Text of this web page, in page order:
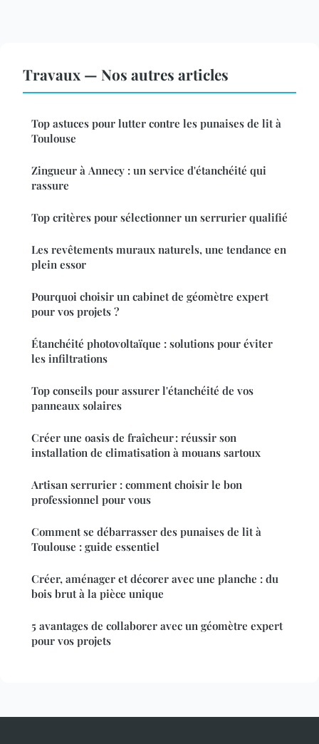
Travaux — Nos autres articles
Top astuces pour lutter contre les punaises de lit à
Toulouse
Zingueur à Annecy : un service d'étanchéité qui
rassure
Top critères pour sélectionner un serrurier qualifié
Les revêtements muraux naturels, une tendance en
plein essor
Pourquoi choisir un cabinet de géomètre expert
pour vos projets ?
Étanchéité photovoltaïque : solutions pour éviter
les infiltrations
Top conseils pour assurer l'étanchéité de vos
panneaux solaires
Créer une oasis de fraîcheur : réussir son
installation de climatisation à mouans sartoux
Artisan serrurier : comment choisir le bon
professionnel pour vous
Comment se débarrasser des punaises de lit à
Toulouse : guide essentiel
Créer, aménager et décorer avec une planche : du
bois brut à la pièce unique
5 avantages de collaborer avec un géomètre expert
pour vos projets